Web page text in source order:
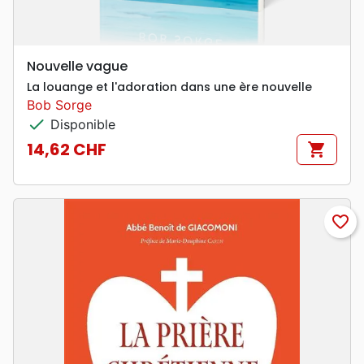
Nouvelle vague
La louange et l'adoration dans une ère nouvelle
Bob Sorge
check Disponible
Prix
14,62 CHF shopping_cart
favorite_border